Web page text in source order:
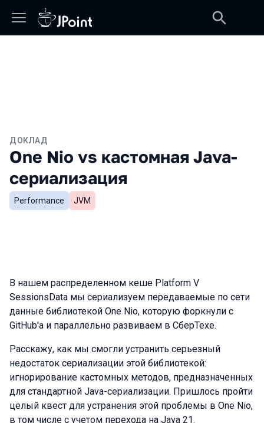
ДОКЛАД
One Nio vs кастомная Java-
сериализация
Performance JVM
В нашем распределенном кеше Platform V
SessionsData мы сериализуем передаваемые по сети
данные библиотекой One Nio, которую форкнули с
GitHub'а и параллельно развиваем в СберТехе.
Расскажу, как мы смогли устранить серьезный
недостаток сериализации этой библиотекой:
игнорирование кастомных методов, предназначенных
для стандартной Java-сериализации. Пришлось пройти
целый квест для устранения этой проблемы в One Nio,
в том числе с учетом перехода на Java 21.